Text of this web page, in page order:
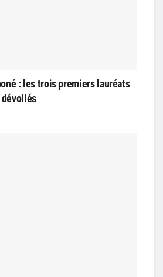
: les trois premiers lauréats
dévoilés